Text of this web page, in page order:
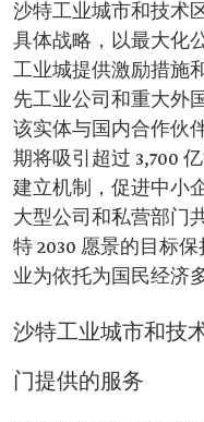
沙特工业城市和技术
具体战略，以最大化
工业城提供激励措施
先工业公司和重大外
该实体与国内合作伙
期将吸引超过 3,700
建立机制，促进中小
大型公司和私营部门
特 2030 愿景的目标
业为依托为国民经济
沙特工业城市和技
门提供的服务